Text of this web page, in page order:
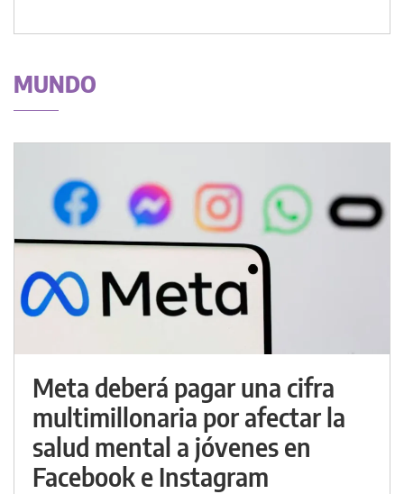
MUNDO
Meta deberá pagar una cifra
multimillonaria por afectar la
salud mental a jóvenes en
Facebook e Instagram